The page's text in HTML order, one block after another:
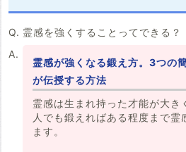
霊感を強くすることってできる？
霊感が強くなる鍛え方。3つの
が伝授する方法
霊感は生まれ持った才能が大き
人でも鍛えればある程度まで霊
ます。